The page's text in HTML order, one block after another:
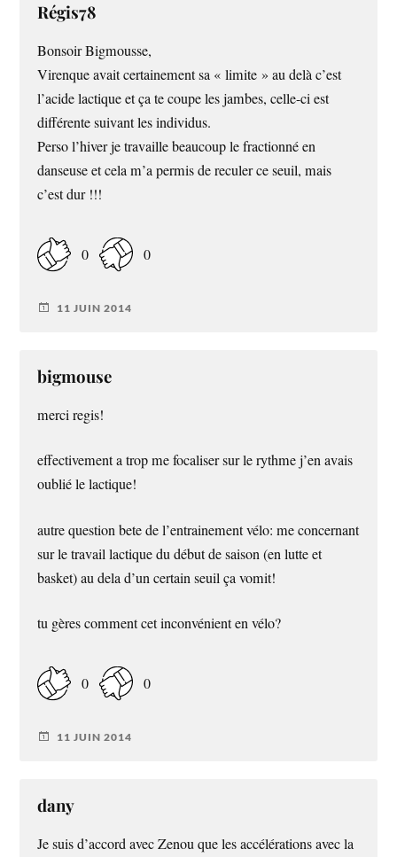
Régis78
Bonsoir Bigmousse,
Virenque avait certainement sa « limite » au delà c’est
l’acide lactique et ça te coupe les jambes, celle-ci est
différente suivant les individus.
Perso l’hiver je travaille beaucoup le fractionné en
danseuse et cela m’a permis de reculer ce seuil, mais
c’est dur !!!
0 0
11 JUIN 2014
bigmouse
merci regis!
effectivement a trop me focaliser sur le rythme j’en avais
oublié le lactique!
autre question bete de l’entrainement vélo: me concernant
sur le travail lactique du début de saison (en lutte et
basket) au dela d’un certain seuil ça vomit!
tu gères comment cet inconvénient en vélo?
0 0
11 JUIN 2014
dany
Je suis d’accord avec Zenou que les accélérations avec la